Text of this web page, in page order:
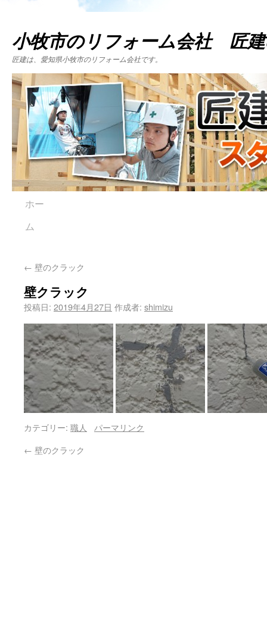
小牧市のリフォーム会社 匠
匠建は、愛知県小牧市のリフォーム会社です。
ホー
ム
← 壁のクラック
壁クラック
投稿日: 2019年4月27日 作成者: shimizu
カテゴリー: 職人
パーマリンク
← 壁のクラック